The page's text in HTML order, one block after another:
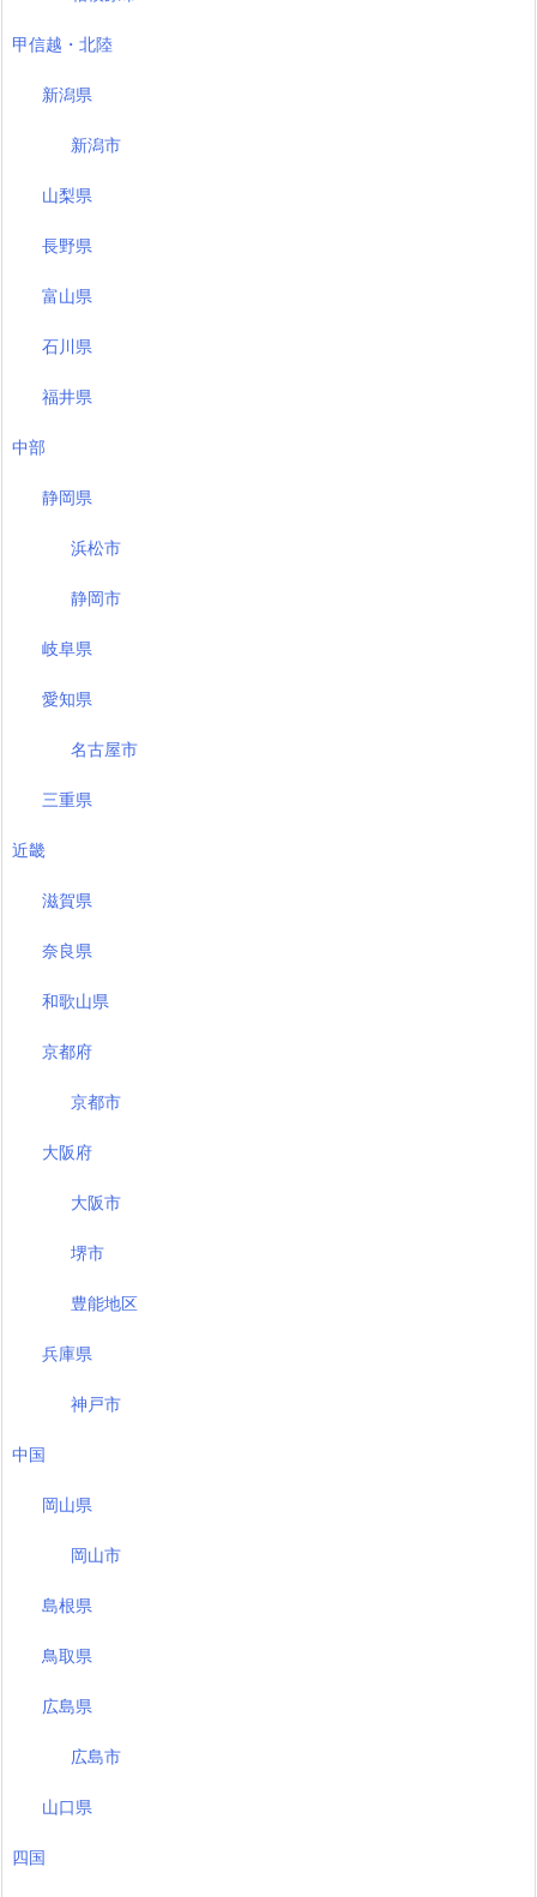
甲信越・北陸
新潟県
新潟市
山梨県
長野県
富山県
石川県
福井県
中部
静岡県
浜松市
静岡市
岐阜県
愛知県
名古屋市
三重県
近畿
滋賀県
奈良県
和歌山県
京都府
京都市
大阪府
大阪市
堺市
豊能地区
兵庫県
神戸市
中国
岡山県
岡山市
島根県
鳥取県
広島県
広島市
山口県
四国